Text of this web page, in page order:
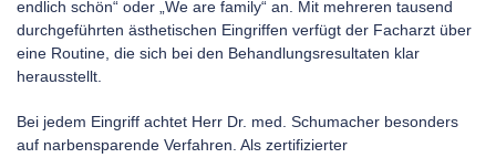
endlich schön“ oder „We are family“ an. Mit mehreren tausend
durchgeführten ästhetischen Eingriffen verfügt der Facharzt über
eine Routine, die sich bei den Behandlungsresultaten klar
herausstellt.
Bei jedem Eingriff achtet Herr Dr. med. Schumacher besonders
auf narbensparende Verfahren. Als zertifizierter